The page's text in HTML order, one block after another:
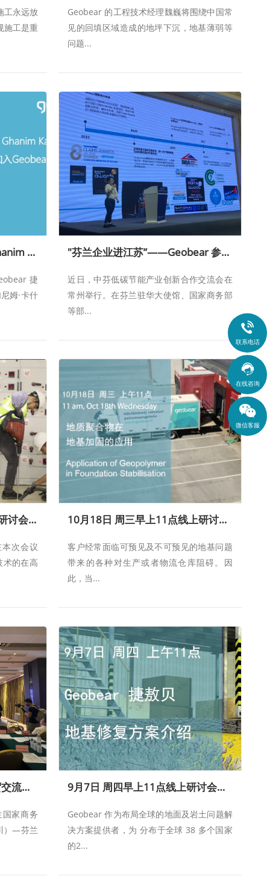
工永远放
施工是重
Geobear 的工程技术经理魏巍将围绕中国常
见的回填区域造成的地坪下沉，地基薄弱等
问题...
Geobear 阿联酋分部加入Ghanim Kashwani成为顾问委员会
捷
姆·卡什
"芬兰企业进江苏”——Geobear 参加中芬低碳节能产业创新合作交流会
近日，中芬低碳节能产业创新合作交流会在
常州举行。在芬兰驻华大使馆、国家商务部
等部...
10月31日 周二下午2点线上研讨会-地质聚合物注入技术在高精度设施地坪调平的应用
次会议
术的在高
10月18日 周三早上11点线上研讨会—地质聚合物在地基加固的应用
客户经常面临可预见及不可预见的地基问题
带来的各种对生产或者物流仓库阻碍。因
此，当...
Geobear 参加四川-芬兰经贸交流会在成都举行
家商务
）—芬兰
9月7日 周四早上11点线上研讨会—Geobear捷敖贝基地修复方案介绍
Geobear 作为布局全球的地面及岩土问题解
决方案提供者，为 分布于全球 38 多个国家
的2...

联系电话

在线咨询
微信客服